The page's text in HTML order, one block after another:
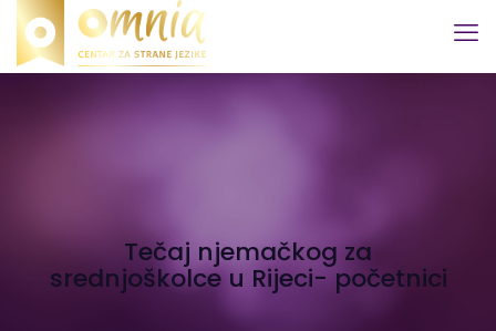
Tečaj njemačkog za
srednjoškolce u Rijeci- početnici